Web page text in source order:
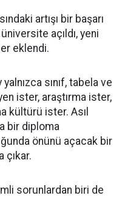
artışı bir başarı
açıldı, yeni
eklendi.
sınıf, tabela ve
ister, araştırma ister,
kültürü ister. Asıl
bir diploma
önünü açacak bir
çıkar.
sorunlardan biri de